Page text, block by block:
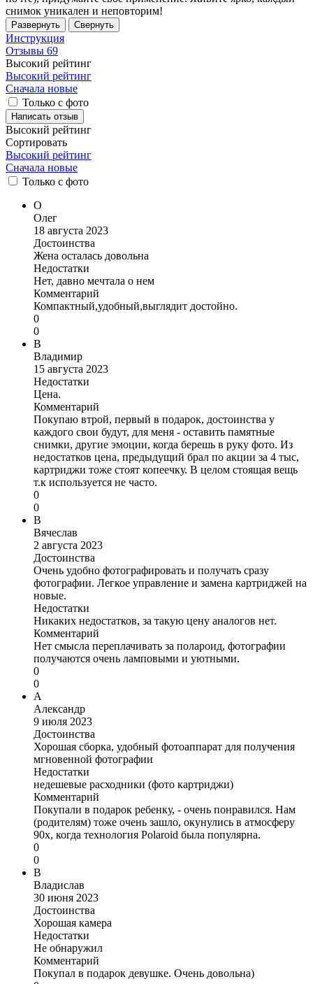
снимок уникален и неповторим!
Развернуть Свернуть
Инструкция
Отзывы 69
Высокий рейтинг
Высокий рейтинг
Сначала новые
Только с фото
Написать отзыв
Высокий рейтинг
Сортировать
Высокий рейтинг
Сначала новые
Только с фото
О
Олег
18 августа 2023
Достоинства
Жена осталась довольна
Недостатки
Нет, давно мечтала о нем
Комментарий
Компактный,удобный,выглядит достойно.
0
0
В
Владимир
15 августа 2023
Недостатки
Цена.
Комментарий
Покупаю втрой, первый в подарок, достоинства у
каждого свои будут, для меня - оставить памятные
снимки, другие эмоции, когда берешь в руку фото. Из
недостатков цена, предыдущий брал по акции за 4 тыс,
картриджи тоже стоят копеечку. В целом стоящая вещь
т.к используется не часто.
0
0
В
Вячеслав
2 августа 2023
Достоинства
Очень удобно фотографировать и получать сразу
фотографии. Легкое управление и замена картриджей на
новые.
Недостатки
Никаких недостатков, за такую цену аналогов нет.
Комментарий
Нет смысла переплачивать за полароид, фотографии
получаются очень ламповыми и уютными.
0
0
А
Александр
9 июля 2023
Достоинства
Хорошая сборка, удобный фотоаппарат для получения
мгновенной фотографии
Недостатки
недешевые расходники (фото картриджи)
Комментарий
Покупали в подарок ребенку, - очень понравился. Нам
(родителям) тоже очень зашло, окунулись в атмосферу
90х, когда технология Polaroid была популярна.
0
0
В
Владислав
30 июня 2023
Достоинства
Хорошая камера
Недостатки
Не обнаружил
Комментарий
Покупал в подарок девушке. Очень довольна)